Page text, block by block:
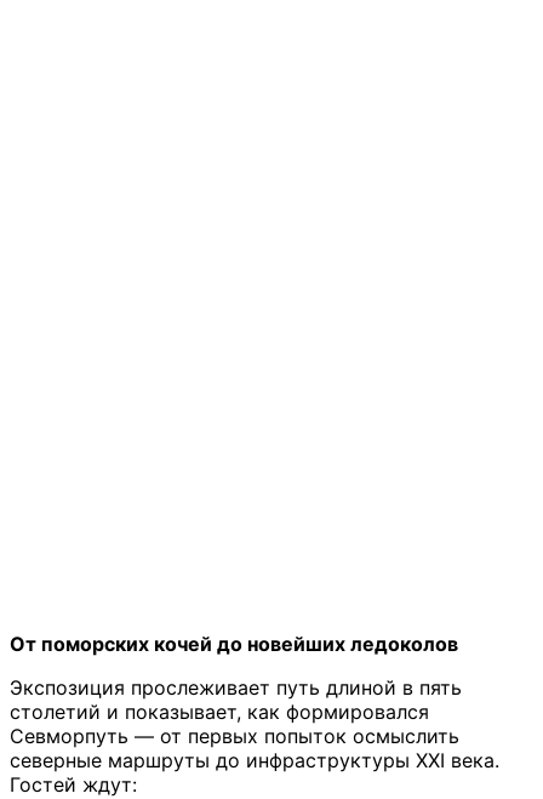
От поморских кочей до новейших ледоколов
Экспозиция прослеживает путь длиной в пять
столетий и показывает, как формировался
Севморпуть — от первых попыток осмыслить
северные маршруты до инфраструктуры XXI века.
Гостей ждут: